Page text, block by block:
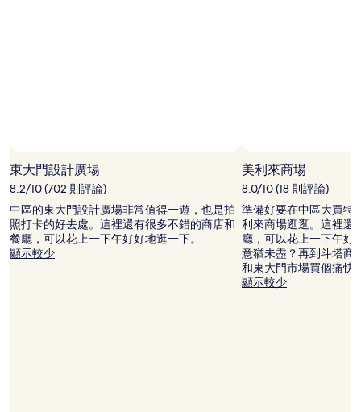
東大門設計廣場
8.2/10 (702 則評論)
中區的東大門設計廣場非常值得一遊，也是拍
照打卡的好去處。這裡還有很多不錯的商店和
餐廳，可以花上一下午好好地逛一下。
顯示較少
美利來商場
8.0/10 (18 則評論)
準備好要在中區大買特
利來商場逛逛。這裡還
廳，可以花上一下午好
意猶未盡？再到斗塔商
和東大門市場買個痛快
顯示較少